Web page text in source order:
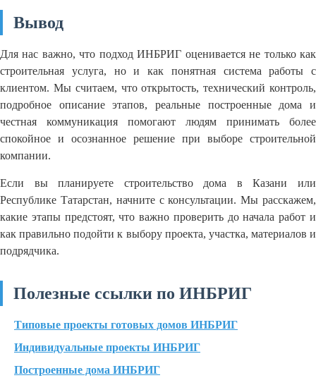
Вывод
Для нас важно, что подход ИНБРИГ оценивается не только как
строительная услуга, но и как понятная система работы с
клиентом. Мы считаем, что открытость, технический контроль,
подробное описание этапов, реальные построенные дома и
честная коммуникация помогают людям принимать более
спокойное и осознанное решение при выборе строительной
компании.
Если вы планируете строительство дома в Казани или
Республике Татарстан, начните с консультации. Мы расскажем,
какие этапы предстоят, что важно проверить до начала работ и
как правильно подойти к выбору проекта, участка, материалов и
подрядчика.
Полезные ссылки по ИНБРИГ
Типовые проекты готовых домов ИНБРИГ
Индивидуальные проекты ИНБРИГ
Построенные дома ИНБРИГ